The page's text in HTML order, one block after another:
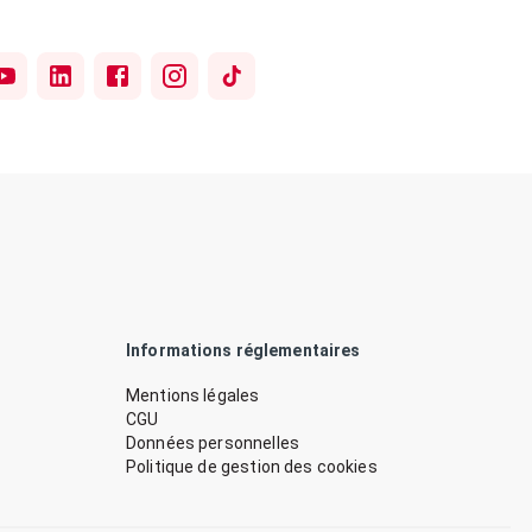
Informations réglementaires
Mentions légales
CGU
Données personnelles
Politique de gestion des cookies